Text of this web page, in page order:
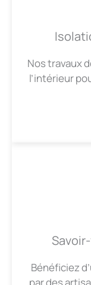
Nos travaux
l’intérieur
Bénéficiez